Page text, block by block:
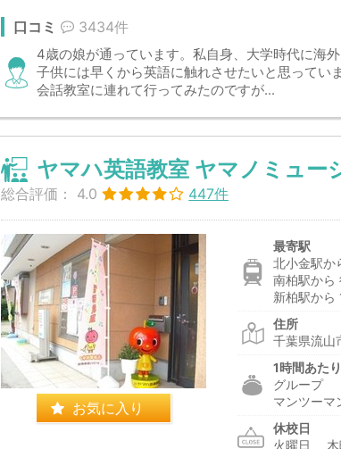
口コミ 3434件
4歳の娘が通っています。私自身、大学時代に海
子供には早くから英語に触れさせたいと思ってい
会話教室に連れて行ってみたのですが...
ヤマハ英語教室 ヤマノミュー
総合評価： 4.0 447件
お気に入り
最寄駅
北小金駅か
南柏駅から
新柏駅から
住所
千葉県流山
1時間あた
グループ
マンツーマ
休校日
火曜日